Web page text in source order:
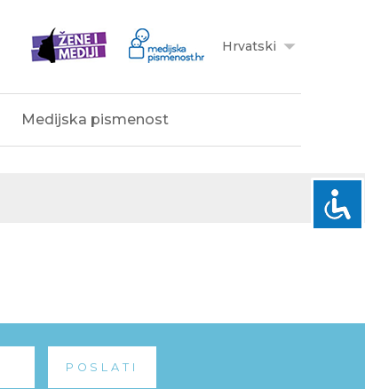
Hrvatski
Medijska pismenost